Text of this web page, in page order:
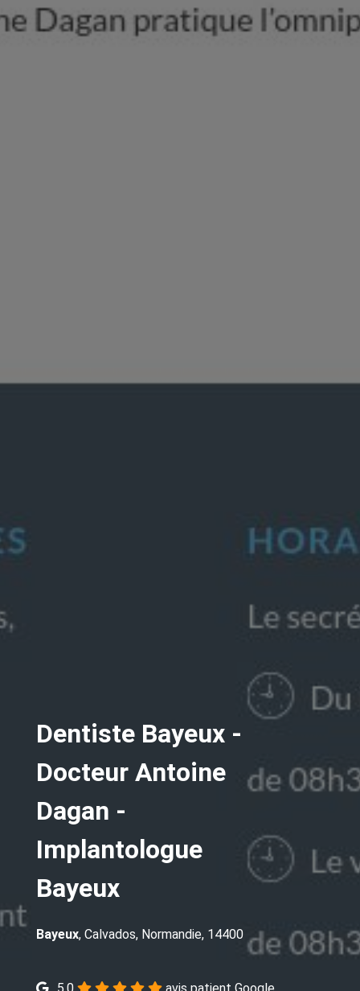
Dentiste Bayeux -
Docteur Antoine
Dagan -
Implantologue
Bayeux
Bayeux, Calvados, Normandie, 14400
5.0 avis patient Google